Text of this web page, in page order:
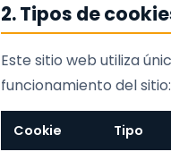
2. Tipos de
Este sitio web utiliza
funcionamiento del sitio:
Cookie Tipo